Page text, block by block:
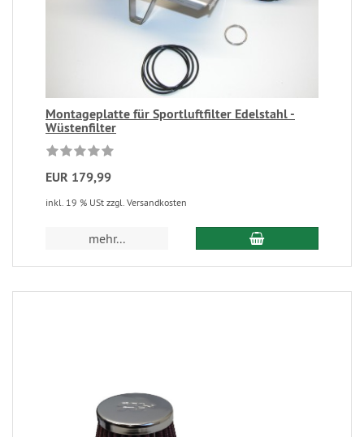
Montageplatte für Sportluftfilter Edelstahl -
Wüstenfilter
EUR 179,99
inkl. 19 % USt zzgl. Versandkosten
mehr...